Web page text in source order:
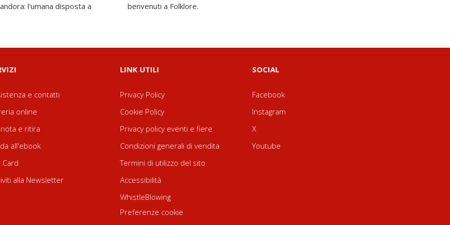
l'umana disposta a benvenuti a Folklore.
e contatti
online
e ritira
all'ebook
Card
alla Newsletter
LINK UTILI
Privacy Policy
Cookie Policy
Privacy policy eventi e fiere
Condizioni generali di vendita
Termini di utilizzo del sito
Accessibilità
WhistleBlowing
Preferenze cookie
SOCIAL
Facebook
Instagram
X
Youtube